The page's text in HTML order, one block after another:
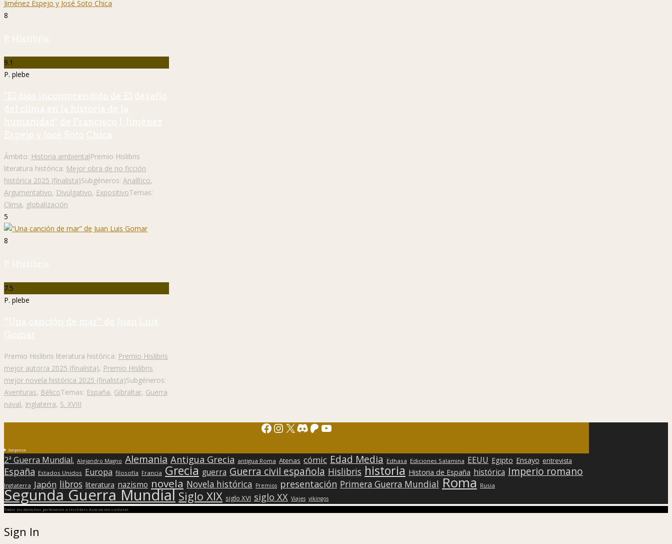
8
P. Hislibris
9.1
P. plebe
"El dios incomprendido de El desafío
del clima en la historia de la
humanidad" de Francisco J. Jiménez
Espejo y José Soto Chica
Ámbito: Historia ambientalPremio Hislibris
literatura histórica: Mejor obra de no ficción
histórica 2025 (finalista)Subgéneros: Analítico,
Argumentativo, Divulgativo, ExpositivoTemas:
Clima, globalización
5
8
P. Hislibris
7.5
P. plebe
“Una canción de mar” de Juan Luis
Gomar
Premio Hislibris literatura histórica: Premio Hislibris
mejor autor/a 2025 (finalista), Premio Hislibris
mejor novela histórica 2025 (finalista)Subgéneros:
Aventuras, BélicoTemas: España, Gibraltar, Guerra
naval, Inglaterra, S. XVIII
Facebook
Instagram
X Discord
Patreon
YouTube
Sorpresa
2ª Guerra Mundial. Alejandro Magno Alemania Antigua Grecia antigua Roma Atenas cómic Edad Media Edhasa Ediciones Salamina EEUU Egipto Ensayo entrevista
España Estados Unidos Europa filosofía Francia Grecia guerra Guerra civil española Hislibris historia Historia de España histórica Imperio romano
Inglaterra Japón libros literatura nazismo novela Novela histórica Premios presentación Primera Guerra Mundial Roma Rusia
Segunda Guerra Mundial Siglo XIX siglo XVI siglo XX Viajes vikingos
Todos los derechos pertenecen a Hislibris Asociación cultural
Sign In